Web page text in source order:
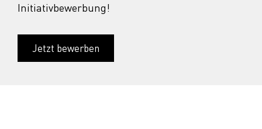
Initiativbewerbung!
Jetzt bewerben